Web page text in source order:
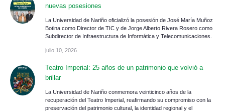
nuevas posesiones
La Universidad de Nariño oficializó la posesión de José María Muñoz
Botina como Director de TIC y de Jorge Alberto Rivera Rosero como
Subdirector de Infraestructura de Informática y Telecomunicaciones.
julio 10, 2026
Teatro Imperial: 25 años de un patrimonio que volvió a
brillar
La Universidad de Nariño conmemora veinticinco años de la
recuperación del Teatro Imperial, reafirmando su compromiso con la
preservación del patrimonio cultural, la identidad regional y el